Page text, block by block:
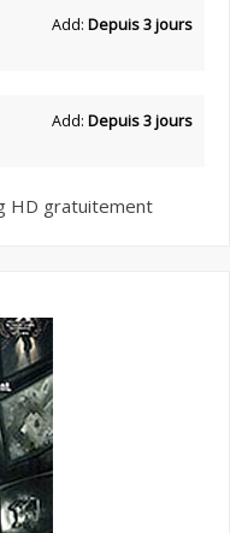
Add: Depuis 3 jours
Add: Depuis 3 jours
HD gratuitement